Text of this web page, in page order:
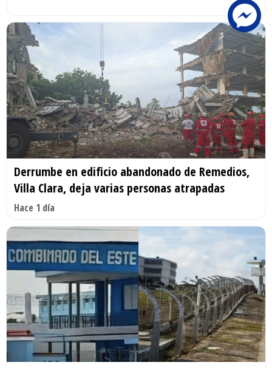
Derrumbe en edificio abandonado de Remedios,
Villa Clara, deja varias personas atrapadas
Hace 1 día